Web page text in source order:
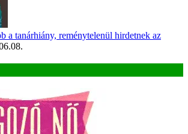
a tanárhiány, reménytelenül hirdetnek az